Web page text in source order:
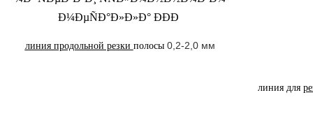
линия продольной резки полосы 0,2-2,0 мм
линия для